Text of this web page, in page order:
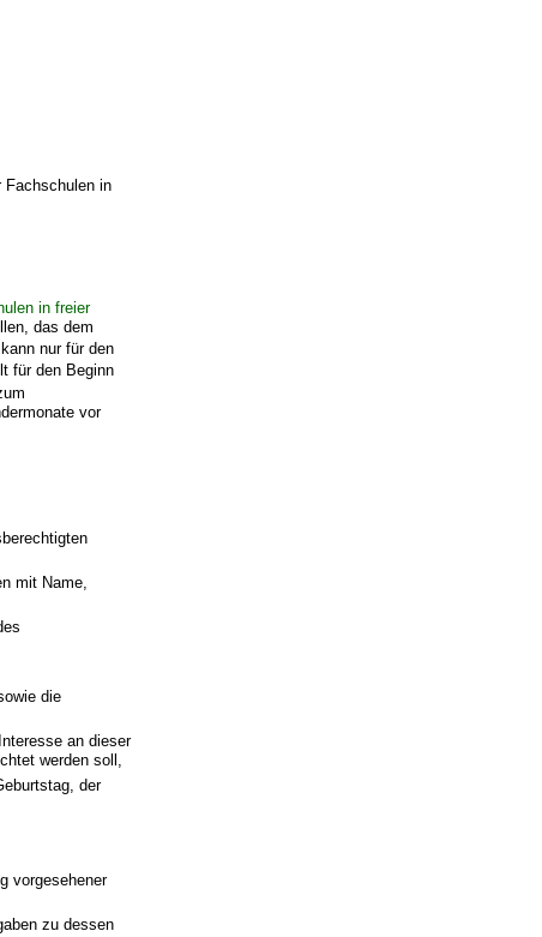
Fachschulen in
in freier
das dem
nur für den
für den Beginn
vor
mit Name,
die
an dieser
werden soll,
der
vorgesehener
zu dessen